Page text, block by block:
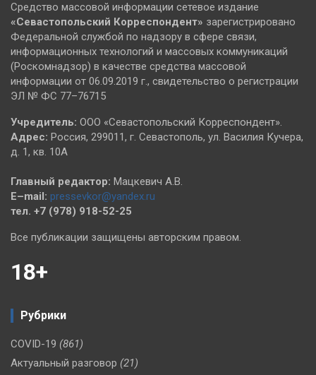
Средство массовой информации сетевое издание
«Севастопольский Корреспондент» зарегистрировано
Федеральной службой по надзору в сфере связи,
информационных технологий и массовых коммуникаций
(Роскомнадзор) в качестве средства массовой
информации от 06.09.2019 г., свидетельство о регистрации
ЭЛ № ФС 77–76715
Учредитель: ООО «Севастопольский Корреспондент».
Адрес: Россия, 299011, г. Севастополь, ул. Василия Кучера,
д. 1, кв. 10А
Главный редактор: Мацкевич А.В.
E–mail: pressevkor@yandex.ru
тел. +7 (978) 918-52-25
Все публикации защищены авторским правом.
18+
Рубрики
COVID-19 (861)
Актуальный разговор (21)